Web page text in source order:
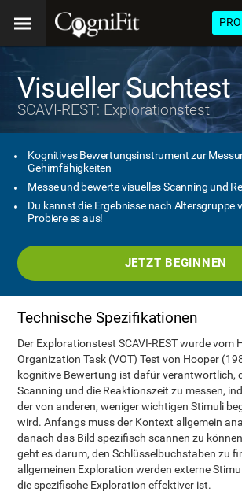
PRO
Visueller Suchtest
SCAVI-REST: Explorationstest
Kognitives Bewertungsinstrument zur
Gehirnfähigkeiten
Messe und bewerte visuelles Scanning und
Du kannst die Ergebnisse nach Altersgruppe
Probiere es aus!
JETZT BEGINNEN
Technische Spezifikationen
Der Explorationstest SCAVI-REST wurde vom
Organization Task (VOT) Test von Hooper
kognitive Bewertung ist dafür verantwortlich,
Scanning und die Reaktionszeit zu messen,
der von anderen, weniger wichtigen Stimuli
wird. Anfangs muss der Kontext allgemein
danach das Bild spezifisch scannen zu
geht es darum, den Schlüsselbuchstaben zu
allgemeinen Exploration werden externe
die spezifische Exploration effektiver ist.